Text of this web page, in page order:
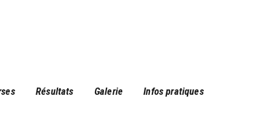
Résultats Galerie Infos pratiques